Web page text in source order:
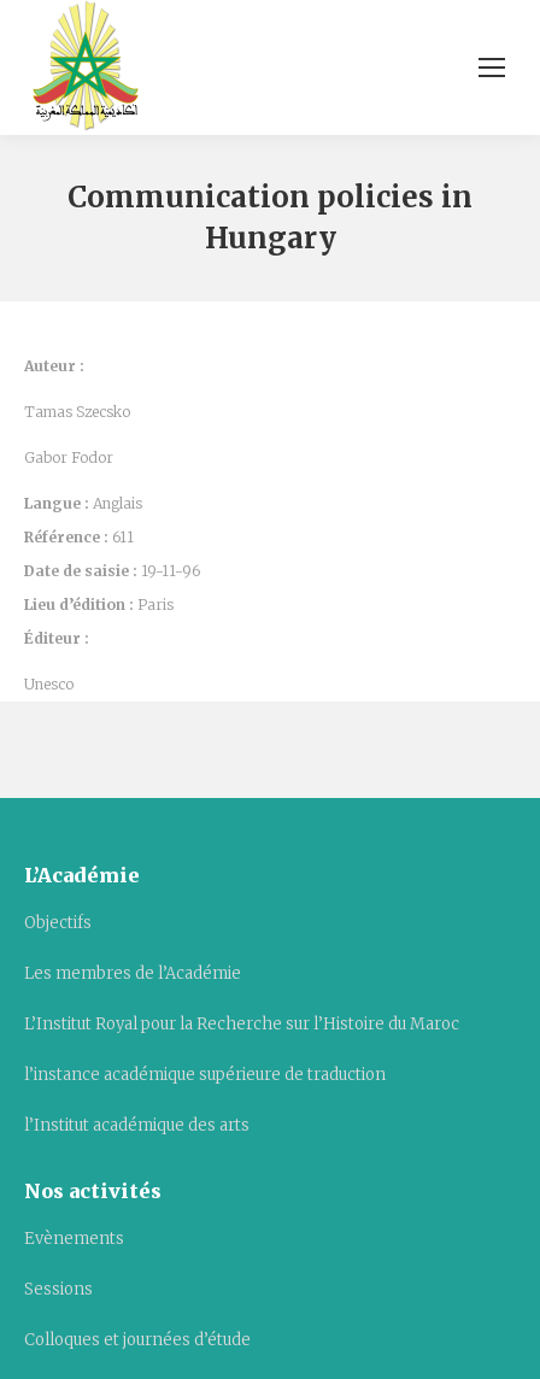
Communication policies in
Hungary
Auteur :
Tamas Szecsko
Gabor Fodor
Langue : Anglais
Référence : 611
Date de saisie : 19-11-96
Lieu d’édition : Paris
Éditeur :
Unesco
L’Académie
Objectifs
Les membres de l’Académie
L’Institut Royal pour la Recherche sur l’Histoire du Maroc
l’instance académique supérieure de traduction
l’Institut académique des arts
Nos activités
Evènements
Sessions
Colloques et journées d’étude